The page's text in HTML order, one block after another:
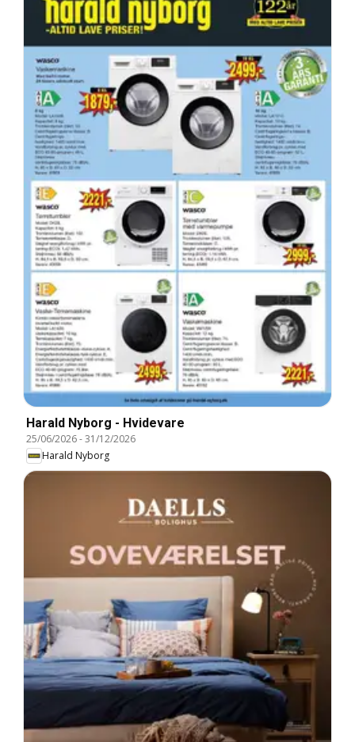
Harald Nyborg - Hvidevare
25/06/2026-31/12/2026
Harald Nyborg